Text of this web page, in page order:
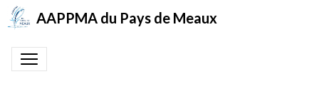
AAPPMA du Pays de Meaux